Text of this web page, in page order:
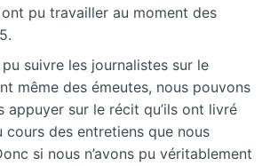
pu travailler au moment des
pu suivre les journalistes sur le
même des émeutes, nous pouvons
appuyer sur le récit qu’ils ont livré
cours des entretiens que nous
si nous n’avons pu véritablement